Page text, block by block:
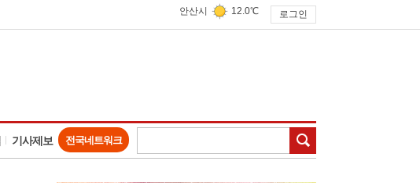
안산시 12.0℃ 로그인
기사제보 전국네트워크